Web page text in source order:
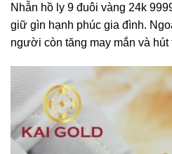
Nhẫn hồ ly 9 đuôi vàng 24k
giữ gìn hạnh phúc gia đình.
người còn tăng may mắn và